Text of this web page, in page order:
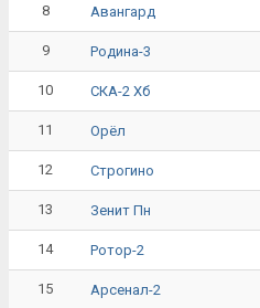
8 Авангард
9 Родина-3
10 СКА-2 Хб
11 Орёл
12 Строгино
13 Зенит Пн
14 Ротор-2
15 Арсенал-2